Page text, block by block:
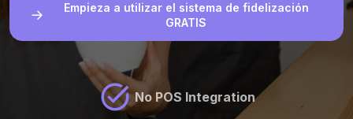
Empieza a utilizar el sistema de fidelización
GRATIS
No POS Integration